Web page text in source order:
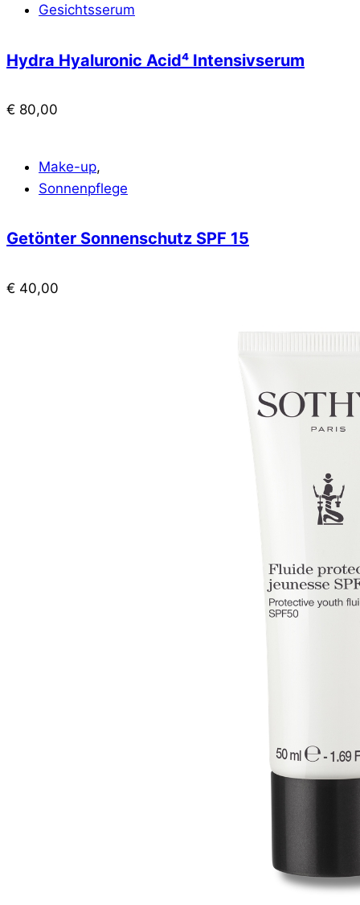
Gesichtsserum
Hydra Hyaluronic Acid⁴ Intensivserum
€ 80,00
Make-up,
Sonnenpflege
Getönter Sonnenschutz SPF 15
€ 40,00